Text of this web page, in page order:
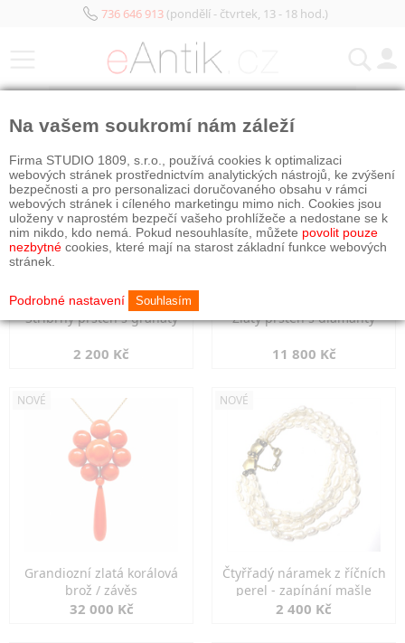
736 646 913(pondělí - čtvrtek, 13 - 18 hod.)
Stříbrný prsten s granáty
2 200 Kč
Zlatý prsten s diamanty
11 800 Kč
NOVÉ
Grandiozní zlatá korálová
brož / závěs
32 000 Kč
NOVÉ
Čtyřřadý náramek z říčních
perel - zapínání mašle
2 400 Kč
Na vašem soukromí nám záleží
Firma STUDIO 1809, s.r.o., používá cookies k optimalizaci
webových stránek prostřednictvím analytických nástrojů, ke zvýšení
bezpečnosti a pro personalizaci doručovaného obsahu v rámci
webových stránek i cíleného marketingu mimo nich. Cookies jsou
uloženy v naprostém bezpečí vašeho prohlížeče a nedostane se k
nim nikdo, kdo nemá. Pokud nesouhlasíte, můžete povolit pouze
nezbytné cookies, které mají na starost základní funkce webových
stránek.
Podrobné nastavení Souhlasím